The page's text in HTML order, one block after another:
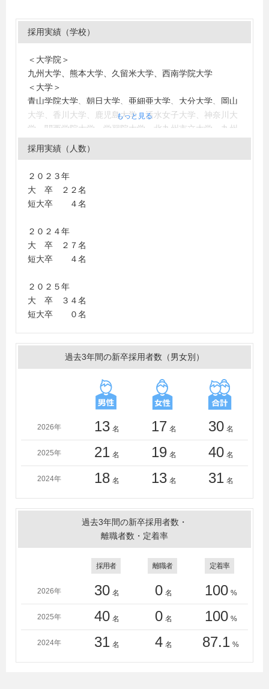
採用実績（学校）
＜大学院＞
九州大学、熊本大学、久留米大学、西南学院大学
＜大学＞
青山学院大学、朝日大学、亜細亜大学、大分大学、岡山
大学、香川大学、鹿児島大学、活水女子大学、神奈川大
学、関西学院大学、学習院大学、北九州市立大学、九州
大学、九州共立大学、九州国際大学、九州産業大学、九
州情報大学、京都大学、京都精華大学、杏林大学、近畿
大学、皇學館大学、神戸学院大学、國學院大學、駒澤大
学、佐賀大学、下関市立大学、上智大学、西南学院大
東京都市大学、東洋大学、徳島大学、同志社大学、中村
学園大学、長崎大学、長崎県立大学、日本大学、日本文
学院大学、法政大学、宮崎大学、宮崎産業経営大学、明
治大学、明治学院大学、山口大学、立命館大学、立命館
＜短大・高専・専門学校＞
学、佐賀女子短期大学、精華女子短期大学、西南女学院
大学短期大学部、中村学園大学短期大学部、西日本短期
大学、福岡女学院大学短期大学部、福岡女子短期大学
もっと見る
採用実績（人数）
２０２３年
大 卒 ２２名
短大卒 ４名
２０２４年
大 卒 ２７名
短大卒 ４名
２０２５年
大 卒 ３４名
短大卒 ０名
過去3年間の新卒採用者数（男女別）
2026年 13 名 17 名 30 名
2025年 21 名 19 名 40 名
2024年 18 名 13 名 31 名
過去3年間の新卒採用者数・
離職者数・定着率
採用者 離職者 定着率
2026年 30 名 0 名 100 %
2025年 40 名 0 名 100 %
2024年 31 名 4 名 87.1 %